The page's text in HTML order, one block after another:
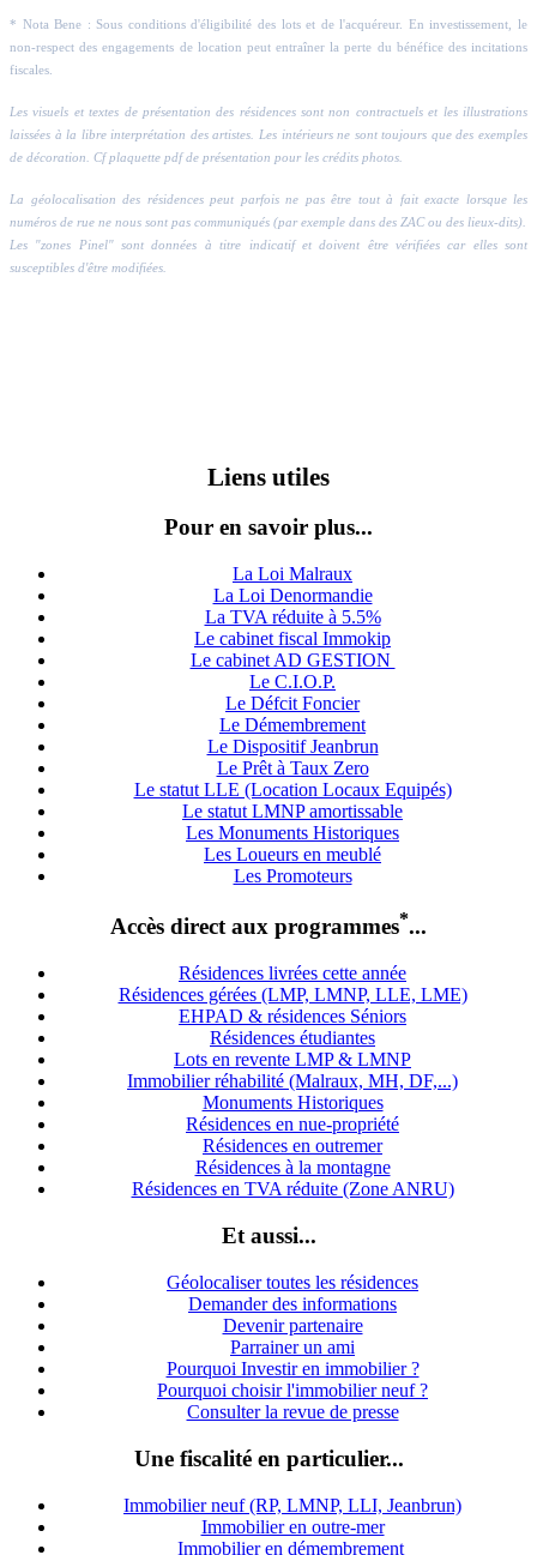
* Nota Bene : Sous conditions d'éligibilité des lots et de l'acquéreur. En investissement, le
non-respect des engagements de location peut entraîner la perte du bénéfice des incitations
fiscales.
Les visuels et textes de présentation des résidences sont non contractuels et les illustrations
laissées à la libre interprétation des artistes. Les intérieurs ne sont toujours que des exemples
de décoration. Cf plaquette pdf de présentation pour les crédits photos.
La géolocalisation des résidences peut parfois ne pas être tout à fait exacte lorsque les
numéros de rue ne nous sont pas communiqués (par exemple dans des ZAC ou des lieux-dits).
Les "zones Pinel" sont données à titre indicatif et doivent être vérifiées car elles sont
susceptibles d'être modifiées.
Liens utiles
Pour en savoir plus...
La Loi Malraux
La Loi Denormandie
La TVA réduite à 5.5%
Le cabinet fiscal Immokip
Le cabinet AD GESTION
Le C.I.O.P.
Le Défcit Foncier
Le Démembrement
Le Dispositif Jeanbrun
Le Prêt à Taux Zero
Le statut LLE (Location Locaux Equipés)
Le statut LMNP amortissable
Les Monuments Historiques
Les Loueurs en meublé
Les Promoteurs
Accès direct aux programmes*...
Résidences livrées cette année
Résidences gérées (LMP, LMNP, LLE, LME)
EHPAD & résidences Séniors
Résidences étudiantes
Lots en revente LMP & LMNP
Immobilier réhabilité (Malraux, MH, DF,...)
Monuments Historiques
Résidences en nue-propriété
Résidences en outremer
Résidences à la montagne
Résidences en TVA réduite (Zone ANRU)
Et aussi...
Géolocaliser toutes les résidences
Demander des informations
Devenir partenaire
Parrainer un ami
Pourquoi Investir en immobilier ?
Pourquoi choisir l'immobilier neuf ?
Consulter la revue de presse
Une fiscalité en particulier...
Immobilier neuf (RP, LMNP, LLI, Jeanbrun)
Immobilier en outre-mer
Immobilier en démembrement